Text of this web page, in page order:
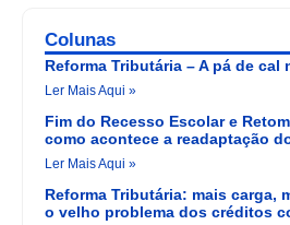
Colunas
Reforma Tributária – A pá de cal
Ler Mais Aqui »
Fim do Recesso Escolar e
como acontece a readaptação
Ler Mais Aqui »
Reforma Tributária: mais carga,
o velho problema dos créditos